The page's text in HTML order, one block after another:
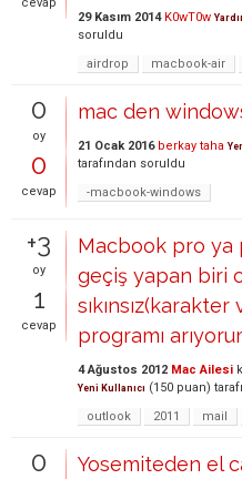
29 Kasım 2014 K0wT0w
soruldu
airdrop
macbook-air
0
oy
0
cevap
mac den
21 Ocak 2016 berkay taha
tarafından soruldu
-macbook-windows
+3
oy
1
cevap
Macbook pro ya
geçiş yapan biri
programı
4 Ağustos 2012 Mac Ailesi
Yeni Kullanıcı (150 puan)
outlook
2011 mail
0
Yosemiteden el